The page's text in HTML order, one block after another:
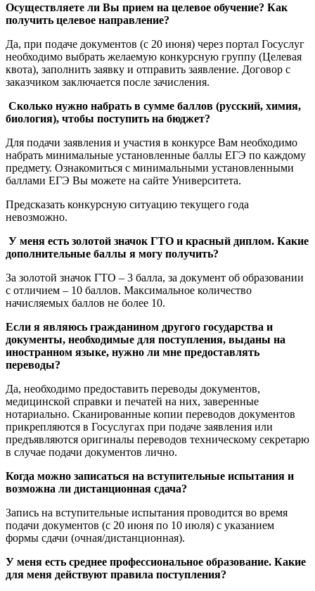
Осуществляете ли Вы прием на целевое обучение? Как
получить целевое направление?
Да, при подаче документов (с 20 июня) через портал Госуслуг
необходимо выбрать желаемую конкурсную группу (Целевая
квота), заполнить заявку и отправить заявление. Договор с
заказчиком заключается после зачисления.
Сколько нужно набрать в сумме баллов (русский, химия,
биология), чтобы поступить на бюджет?
Для подачи заявления и участия в конкурсе Вам необходимо
набрать минимальные установленные баллы ЕГЭ по каждому
предмету. Ознакомиться с минимальными установленными
баллами ЕГЭ Вы можете на сайте Университета.
Предсказать конкурсную ситуацию текущего года
невозможно.
У меня есть золотой значок ГТО и красный диплом. Какие
дополнительные баллы я могу получить?
За золотой значок ГТО – 3 балла, за документ об образовании
с отличием – 10 баллов. Максимальное количество
начисляемых баллов не более 10.
Если я являюсь гражданином другого государства и
документы, необходимые для поступления, выданы на
иностранном языке, нужно ли мне предоставлять
переводы?
Да, необходимо предоставить переводы документов,
медицинской справки и печатей на них, заверенные
нотариально. Сканированные копии переводов документов
прикрепляются в Госуслугах при подаче заявления или
предъявляются оригиналы переводов техническому секретарю
в случае подачи документов лично.
Когда можно записаться на вступительные испытания и
возможна ли дистанционная сдача?
Запись на вступительные испытания проводится во время
подачи документов (с 20 июня по 10 июля) с указанием
формы сдачи (очная/дистанционная).
У меня есть среднее профессиональное образование. Какие
для меня действуют правила поступления?